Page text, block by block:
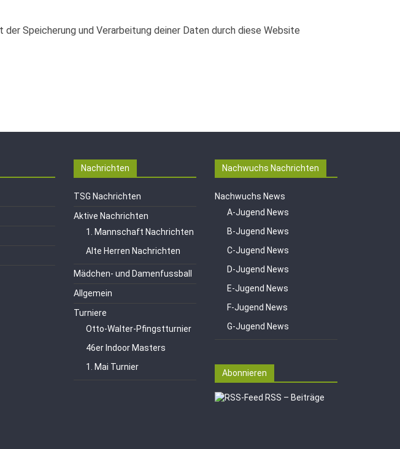
Speicherung und Verarbeitung deiner Daten durch diese Website
Nachrichten
TSG Nachrichten
Aktive Nachrichten
1. Mannschaft Nachrichten
Alte Herren Nachrichten
Mädchen- und Damenfussball
Allgemein
Turniere
Otto-Walter-Pfingstturnier
46er Indoor Masters
1. Mai Turnier
Nachwuchs Nachrichten
Nachwuchs News
A-Jugend News
B-Jugend News
C-Jugend News
D-Jugend News
E-Jugend News
F-Jugend News
G-Jugend News
Abonnieren
RSS – Beiträge